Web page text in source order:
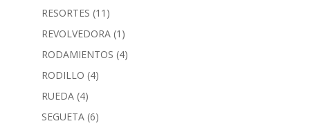
RESORTES (11)
REVOLVEDORA (1)
RODAMIENTOS (4)
RODILLO (4)
RUEDA (4)
SEGUETA (6)